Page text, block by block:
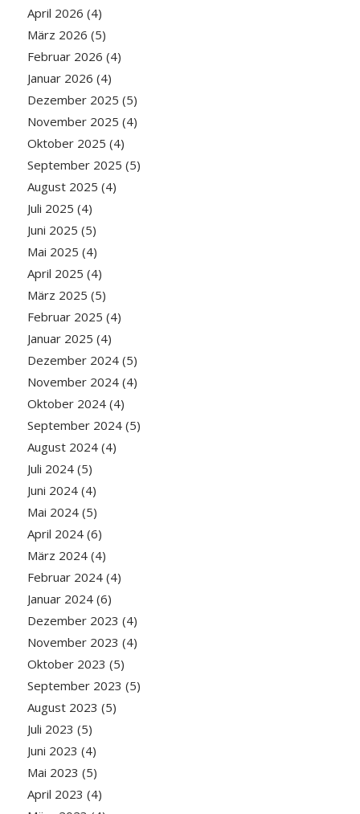
April 2026 (4)
März 2026 (5)
Februar 2026 (4)
Januar 2026 (4)
Dezember 2025 (5)
November 2025 (4)
Oktober 2025 (4)
September 2025 (5)
August 2025 (4)
Juli 2025 (4)
Juni 2025 (5)
Mai 2025 (4)
April 2025 (4)
März 2025 (5)
Februar 2025 (4)
Januar 2025 (4)
Dezember 2024(5)
November 2024(4)
Oktober 2024(4)
September 2024(5)
August 2024(4)
Juli 2024(5)
Juni 2024(4)
Mai 2024(5)
April 2024(6)
März 2024(4)
Februar 2024(4)
Januar 2024(6)
Dezember 2023 (4)
November 2023 (4)
Oktober 2023 (5)
September 2023 (5)
August 2023 (5)
Juli 2023 (5)
Juni 2023 (4)
Mai 2023 (5)
April 2023 (4)